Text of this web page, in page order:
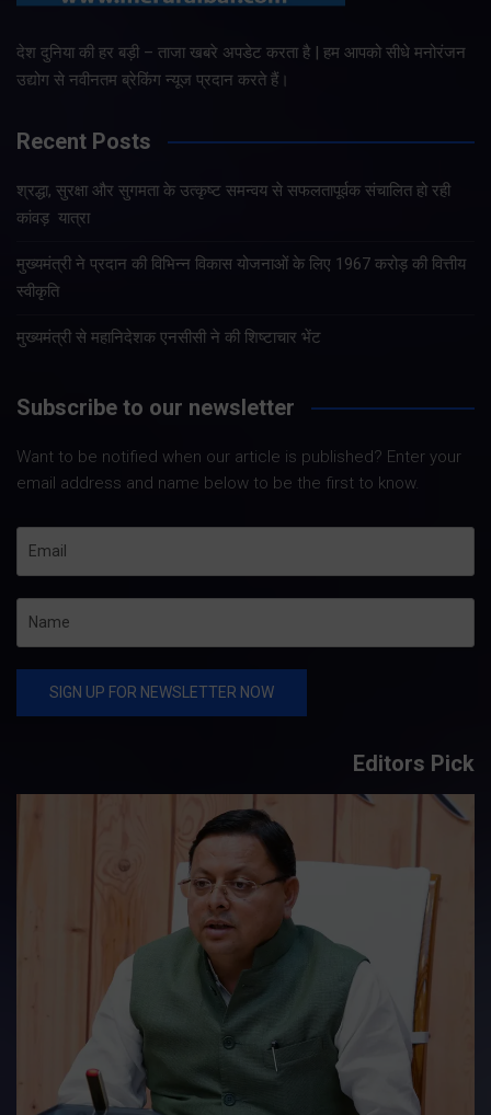
देश दुनिया की हर बड़ी – ताजा खबरे अपडेट करता है | हम आपको सीधे मनोरंजन
उद्योग से नवीनतम ब्रेकिंग न्यूज प्रदान करते हैं।
Recent Posts
श्रद्धा, सुरक्षा और सुगमता के उत्कृष्ट समन्वय से सफलतापूर्वक संचालित हो रही
कांवड़ यात्रा
मुख्यमंत्री ने प्रदान की विभिन्न विकास योजनाओं के लिए 1967 करोड़ की वित्तीय
स्वीकृति
मुख्यमंत्री से महानिदेशक एनसीसी ने की शिष्टाचार भेंट
Subscribe to our newsletter
Want to be notified when our article is published? Enter your
email address and name below to be the first to know.
Editors Pick